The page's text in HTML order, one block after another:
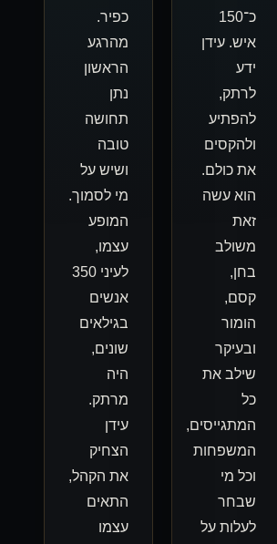
כפיר.
מהרגע
הראשון
נתן
תחושה
טובה
ושיש על
מי לסמוך.
המופע
עצמו,
אנשים
בגילאים
שונים,
היה
מרתק.
עידן
הצחיק
את הקהל,
התאים
עצמו